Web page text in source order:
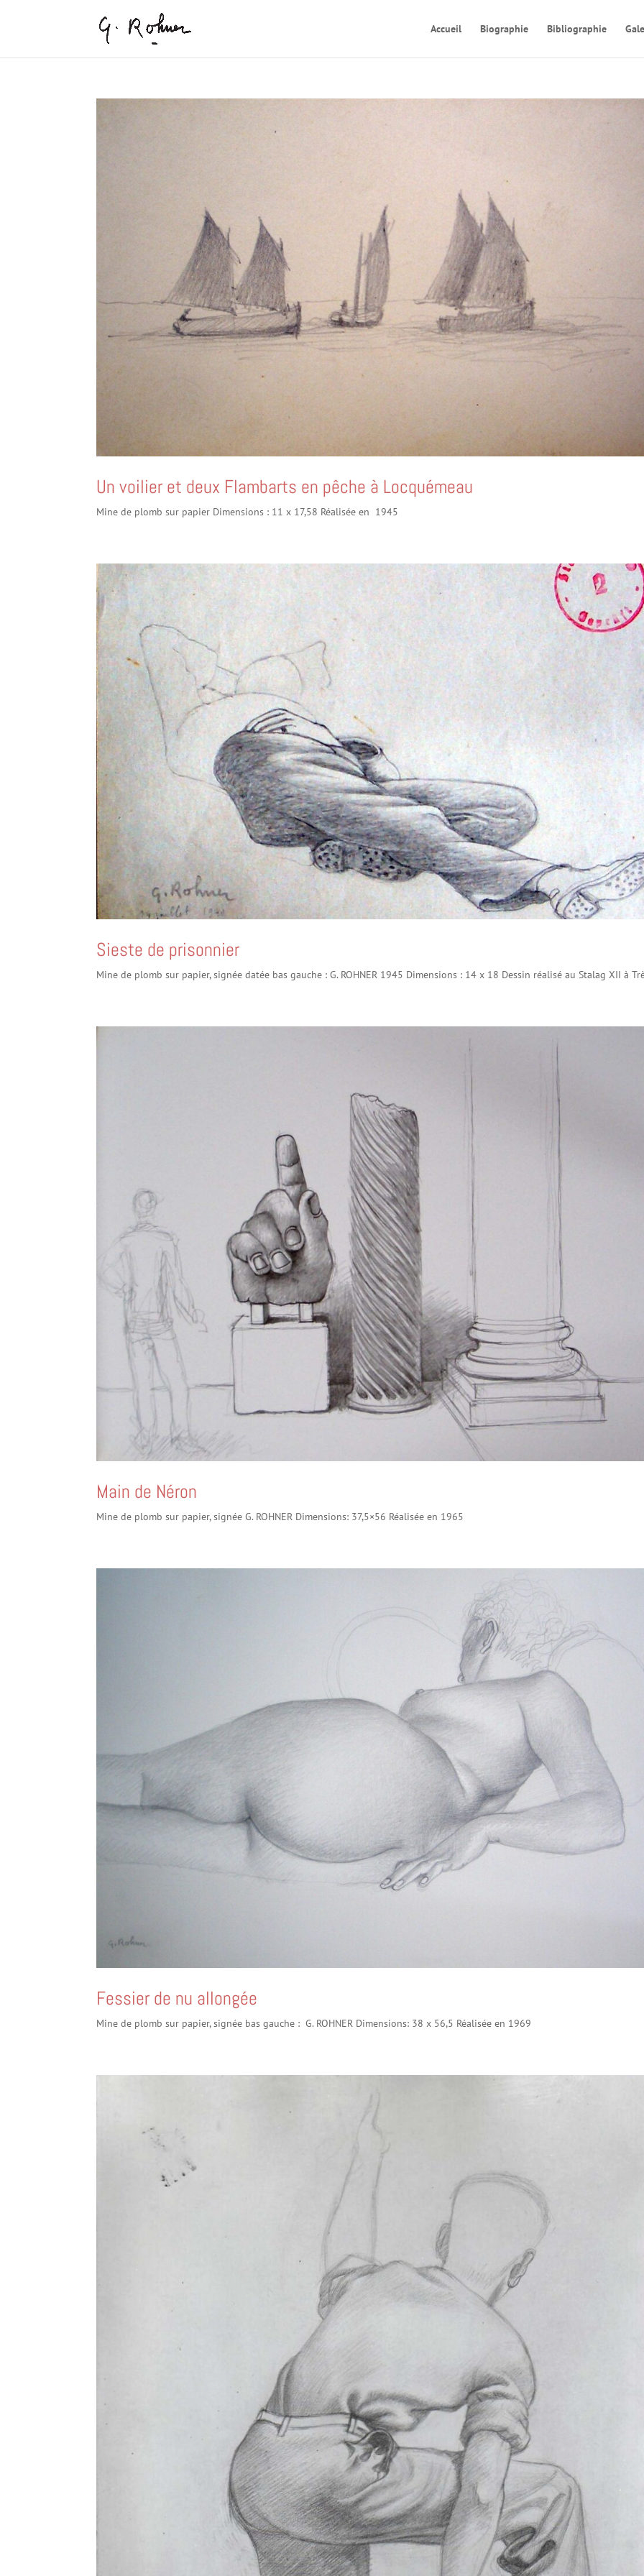
Accueil Biographie Bibliographie
Un voilier et deux Flambarts en pêche à Locquémeau
Mine de plomb sur papier Dimensions : 11 x 17,58 Réalisée en 1945
Sieste de prisonnier
Mine de plomb sur papier, signée datée bas gauche : G. ROHNER 1945 Dimensions : 14 x 18 Dessin réalisé au Stalag XII à
Main de Néron
Mine de plomb sur papier, signée G. ROHNER Dimensions: 37,5×56 Réalisée en 1965
Fessier de nu allongée
Mine de plomb sur papier, signée bas gauche : G. ROHNER Dimensions: 38 x 56,5 Réalisée en 1969